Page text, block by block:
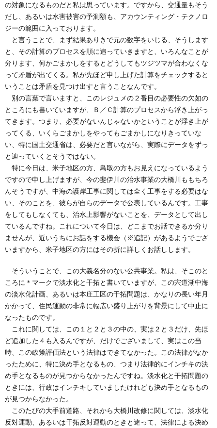
の対象になるものだと私は思っています。ですから、交通量もそう
だし、あるいは水害被害の予測額も、アカウンティング・テクノロ
ジーの範囲に入っております。
と言うことで、まず結果ありきで元の数字をいじる、そうします
と、その計算のプロセスを順に追っていきますと、いろんなことが
分ります、何かごまかしをするとどうしてもツジツマが合わなくな
って矛盾が出てくる。私が先ほど申し上げた計算をチェックすると
いうことは矛盾を見つけ出すと言うことなんです。
別の言葉で言いますと、このレジュメの２番目の必要性の欠如の
ところにも書いていますが、Ｂ／Ｃ計算のプロセスから浮き上がっ
てきます。つまり、必要がないんじゃないかということが浮き上が
ってくる、いくらごまかしをやってもごまかしになりきっていな
い、特に国土交通省は、必要だと言いながら、実際にデータをずっ
と辿っていくとそうではない。
特に今日は、米子地区の方、鳥取の方もお見えになっているよう
ですので申し上げますが、今の斐伊川の治水事業の大橋川ももちろ
んそうですが、中海の護岸工事に関しては全く工事をする必要はな
い、そのことを、彼らが自らのデータで公表しているんです。工事
をしてもしなくても、治水上影響がないことを、データとして出し
ているんですね。これについて今日は、どこまでお話できるか分り
ませんが、近いうちにお話をする機会（※追記）があるようでござ
いますから、米子地区の方にはその折に詳しくお話しします。
そういうことで、この大義名分のない公共事業。私は、そこのと
ころに＊マークで淡水化と干拓と書いていますが、この宍道湖中海
の淡水化計画、あるいは本庄工区の干拓問題は、かなりの長い年月
かかって、住民運動の非常に幅広い盛り上がりを背景にして中止に
なったものです。
これに関しては、この１と２と３の中の、実は２と３だけ、先ほ
ど追加した４も入るんですが、だけでございまして、実はこの当
時、この政策評価法という法律はできてなかった。この法律がなか
ったために、特に決め手となるもの、つまり法律的にインチキの決
め手となるものが見つからなかったんですね。淡水化と干拓問題の
ときには、行政はインチキしていましたけれども決め手となるもの
が見つからなかった。
このたびの大手前道路、それから大橋川改修に関しては、淡水化
反対運動、あるいは干拓反対運動のときと違って、法律による決め